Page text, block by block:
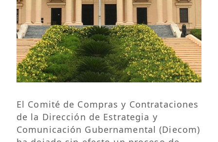
El Comité de Compras y Contrataciones
de la Dirección de Estrategia y
Comunicación Gubernamental (Diecom)